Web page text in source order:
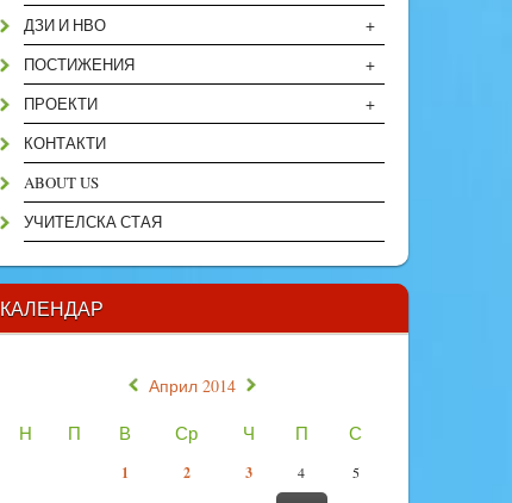
+
ДЗИ И НВО
+
ПОСТИЖЕНИЯ
+
ПРОЕКТИ
КОНТАКТИ
ABOUT US
УЧИТЕЛСКА СТАЯ
КАЛЕНДАР
Април 2014
Н П В Ср Ч П С
1 2 3 4
5